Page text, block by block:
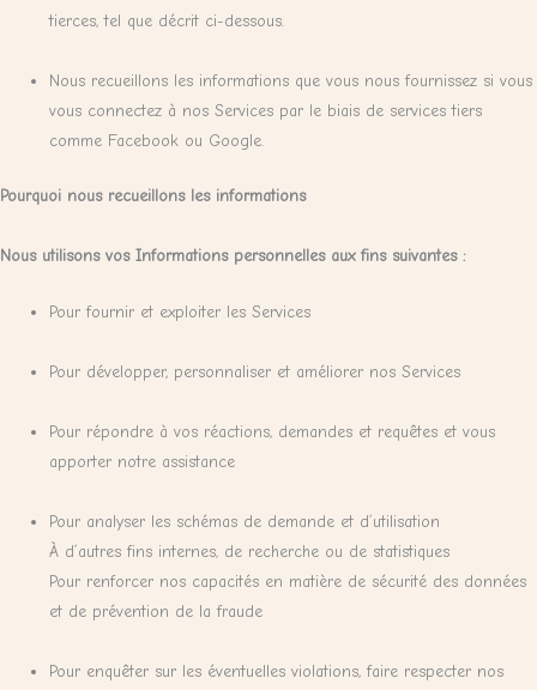
tierces, tel que décrit ci-dessous.
Nous recueillons les informations que vous nous fournissez si vous
vous connectez à nos Services par le biais de services tiers
comme Facebook ou Google.
Pourquoi nous recueillons les informations
Nous utilisons vos Informations personnelles aux fins suivantes :
Pour fournir et exploiter les Services
Pour développer, personnaliser et améliorer nos Services
Pour répondre à vos réactions, demandes et requêtes et vous
apporter notre assistance
Pour analyser les schémas de demande et d’utilisation
À d’autres fins internes, de recherche ou de statistiques
Pour renforcer nos capacités en matière de sécurité des données
et de prévention de la fraude
Pour enquêter sur les éventuelles violations, faire respecter nos